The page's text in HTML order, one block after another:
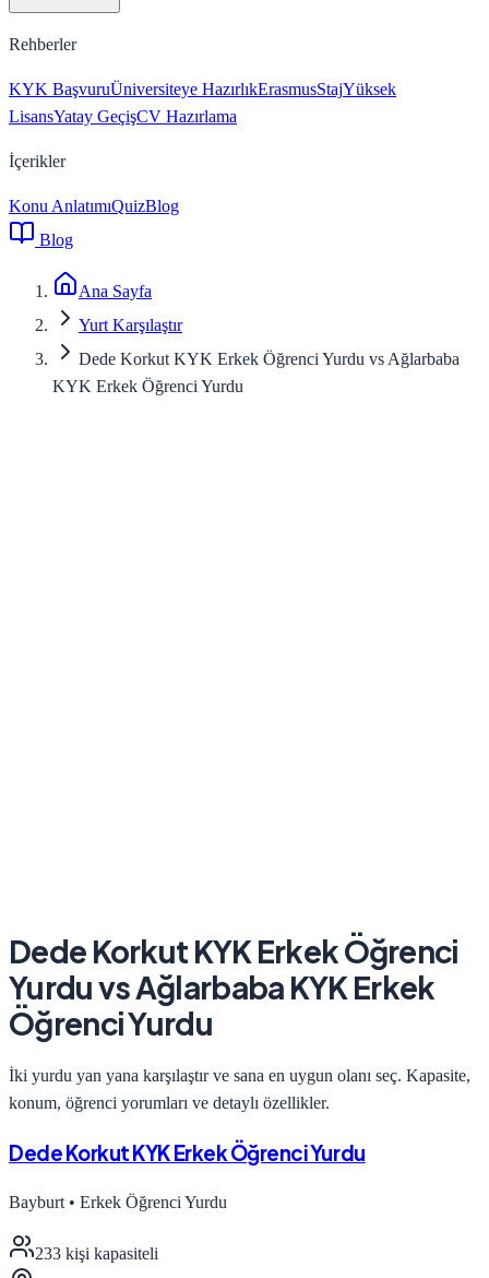
Rehberler
KYK BaşvuruÜniversiteye HazırlıkErasmusStajYüksek
LisansYatay GeçişCV Hazırlama
İçerikler
Konu AnlatımıQuizBlog
Blog
Ana Sayfa
Yurt Karşılaştır
Dede Korkut KYK Erkek Öğrenci Yurdu vs Ağlarbaba
KYK Erkek Öğrenci Yurdu
Dede Korkut KYK Erkek Öğrenci
YurduvsAğlarbaba KYK Erkek
Öğrenci Yurdu
İki yurdu yan yana karşılaştır ve sana en uygun olanı seç. Kapasite,
konum, öğrenci yorumları ve detaylı özellikler.
Dede Korkut KYK Erkek Öğrenci Yurdu
Bayburt• Erkek Öğrenci Yurdu
233 kişi kapasiteli